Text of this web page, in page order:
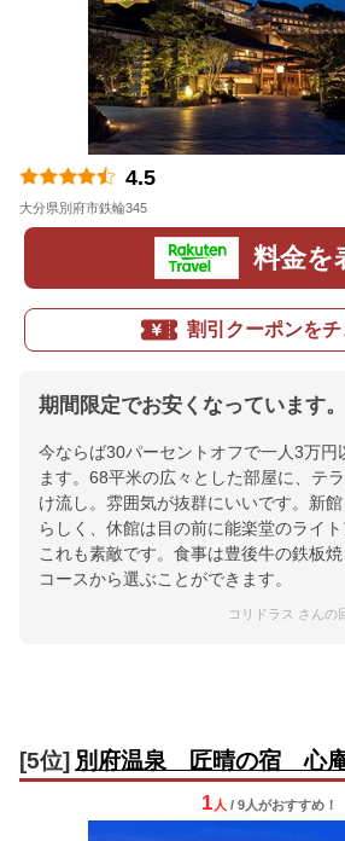
4.5
大分県別府市鉄輪345
料金を
割引クーポンをチ
期間限定でお安くなっています。
今ならば30パーセントオフで一人3万円
ます。68平米の広々とした部屋に、テ
け流し。雰囲気が抜群にいいです。新
らしく、休館は目の前に能楽堂のライト
これも素敵です。食事は豊後牛の鉄板
コースから選ぶことができます。
コリドラス さんの
[5位] 別府温泉 匠晴の宿 心
1 人 / 9人がおすすめ！